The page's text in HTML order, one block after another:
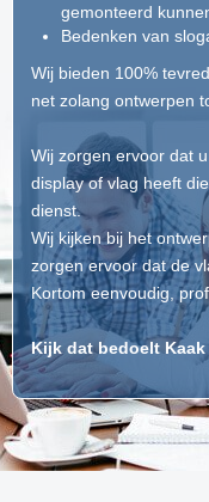
gemonteerd
Bedenken van
Wij bieden 100%
net zolang ontwerpen
Wij zorgen ervoor dat
display of vlag heeft
dienst.
Wij kijken bij het
zorgen ervoor dat de
Kortom eenvoudig,
Kijk dat bedoelt